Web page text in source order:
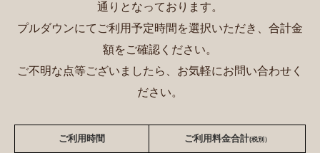
通りとなっております。
プルダウンにてご利用予定時間を選択いただき、合計金
額をご確認ください。
ご不明な点等ございましたら、お気軽にお問い合わせく
ださい。
ご利用時間 ご利用料金合計(税別）